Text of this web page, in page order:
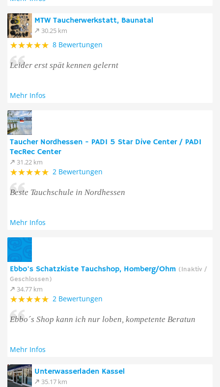
MTW Taucherwerkstatt, Baunatal
30.25 km
8 Bewertungen
Leider erst spät kennen gelernt
Mehr Infos
Taucher Nordhessen - PADI 5 Star Dive Center / PADI
TecRec Center
31.22 km
2 Bewertungen
Beste Tauchschule in Nordhessen
Mehr Infos
Ebbo's Schatzkiste Tauchshop, Homberg/Ohm (Inaktiv /
Geschlossen)
34.77 km
2 Bewertungen
Ebbo´s Shop kann ich nur loben, kompetente Beratun
Mehr Infos
Unterwasserladen Kassel
35.17 km